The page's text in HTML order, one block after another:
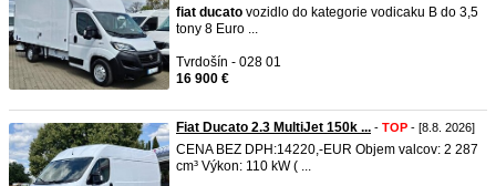
fiat ducato vozidlo do kategorie vodicaku B do 3,5
tony 8 Euro ...
Tvrdošín - 028 01
16 900 €
Fiat Ducato 2.3 MultiJet 150k ... - TOP - [8.8. 2026]
CENA BEZ DPH:14220,-EUR Objem valcov: 2 287
cm³ Výkon: 110 kW ( ...